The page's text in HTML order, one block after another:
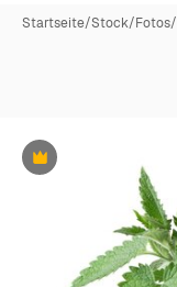
Startseite/Stock/Fotos/
Premium